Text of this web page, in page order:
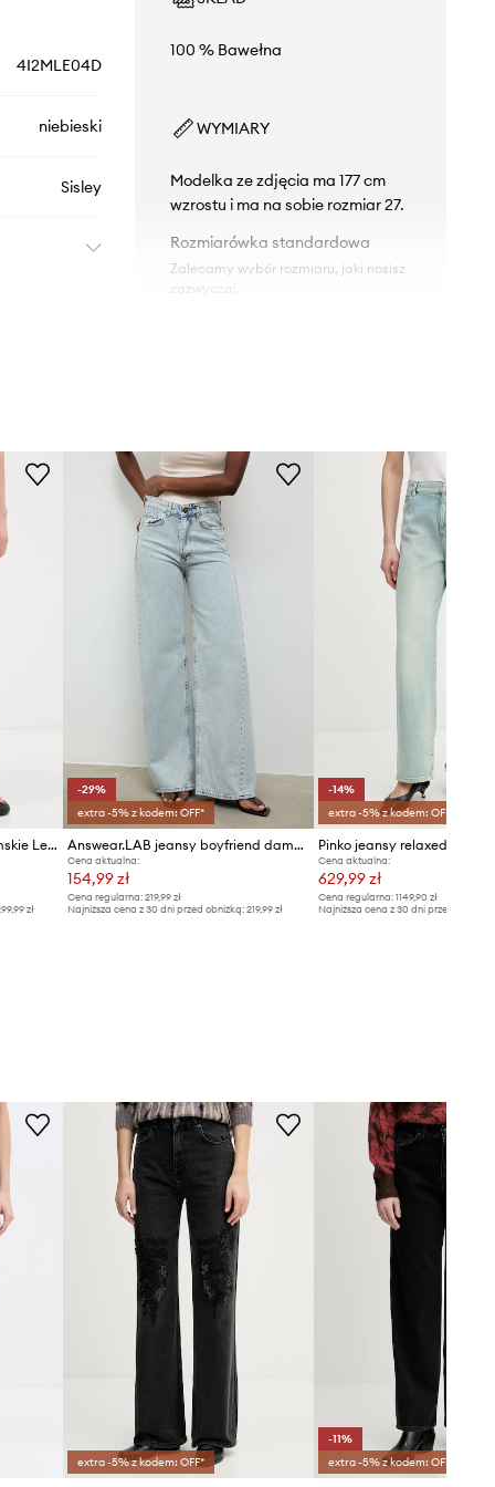
4I2MLE04D
niebieski
Sisley
100 % Bawełna
WYMIARY
Modelka ze zdjęcia ma 177 cm
wzrostu i ma na sobie rozmiar 27.
Rozmiarówka standardowa
Zalecamy wybór rozmiaru, jaki nosisz
zazwyczaj.
HUGO Blue jeansy loose damskie Leni_8_B
zł
-29%
extra -5% z kodem: OFF*
Answear.LAB jeansy boyfriend damskie
Cena aktualna:
154,99 zł
Cena regularna:219,99 zł
Najniższa cena z 30 dni przed obniżką:219,99 zł
-14%
extra -5% z kodem: OFF*
Pinko jeansy relaxed fit
Cena aktualna:
629,99 zł
Cena regularna: 1149,90 zł
Najniższa cena z 30 dni przed obniżką:
extra -5% z kodem: OFF*
-11%
extra -5% z kodem: OFF*